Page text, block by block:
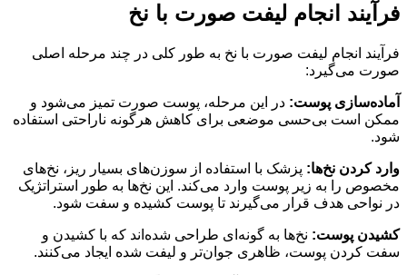
فرآیند انجام لیفت صورت با نخ
فرآیند انجام لیفت صورت با نخ به طور کلی در چند مرحله اصلی
صورت می‌گیرد:
آماده‌سازی پوست: در این مرحله، پوست صورت تمیز می‌شود و
ممکن است بی‌حسی موضعی برای کاهش هرگونه ناراحتی استفاده
شود.
وارد کردن نخ‌ها: پزشک با استفاده از سوزن‌های بسیار ریز، نخ‌های
مخصوص را به زیر پوست وارد می‌کند. این نخ‌ها به طور استراتژیک
در نواحی هدف قرار می‌گیرند تا پوست کشیده و سفت شود.
کشیدن پوست: نخ‌ها به گونه‌ای طراحی شده‌اند که با کشیدن و
سفت کردن پوست، ظاهری جوان‌تر و لیفت شده ایجاد می‌کنند.